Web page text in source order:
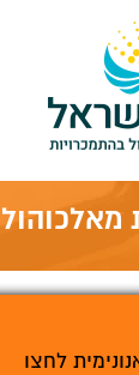
מאלכוהול
לחצו